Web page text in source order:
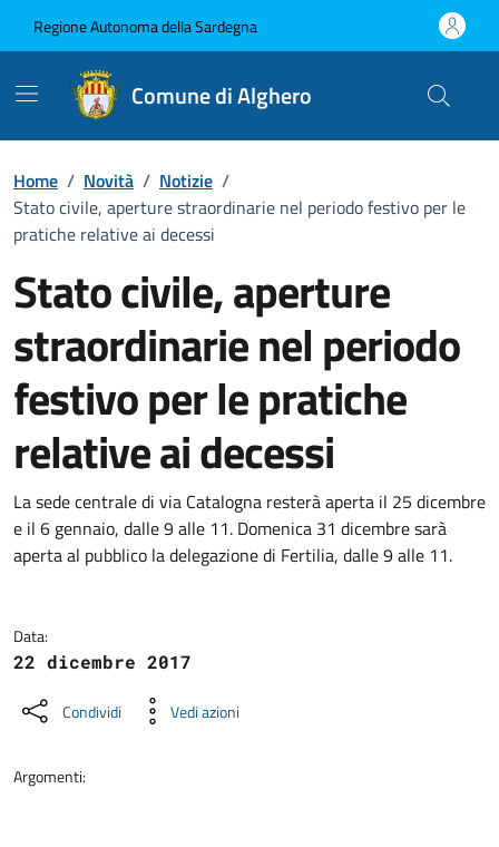
Regione Autonoma della Sardegna
Comune di Alghero
Home / Novità / Notizie /
Stato civile, aperture straordinarie nel periodo festivo per le
pratiche relative ai decessi
Stato civile, aperture
straordinarie nel periodo
festivo per le pratiche
relative ai decessi
Dettagli della notizia
La sede centrale di via Catalogna resterà aperta il 25 dicembre
e il 6 gennaio, dalle 9 alle 11. Domenica 31 dicembre sarà
aperta al pubblico la delegazione di Fertilia, dalle 9 alle 11.
Data:
22 dicembre 2017
Condividi Vedi azioni
Argomenti: